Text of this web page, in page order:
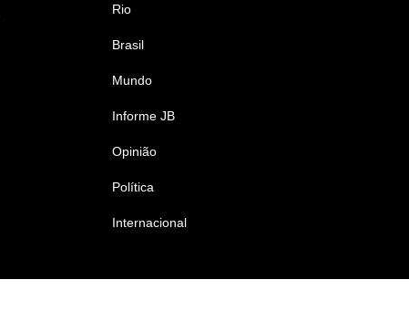
Rio
Brasil
Mundo
Informe JB
Opinião
Política
Internacional